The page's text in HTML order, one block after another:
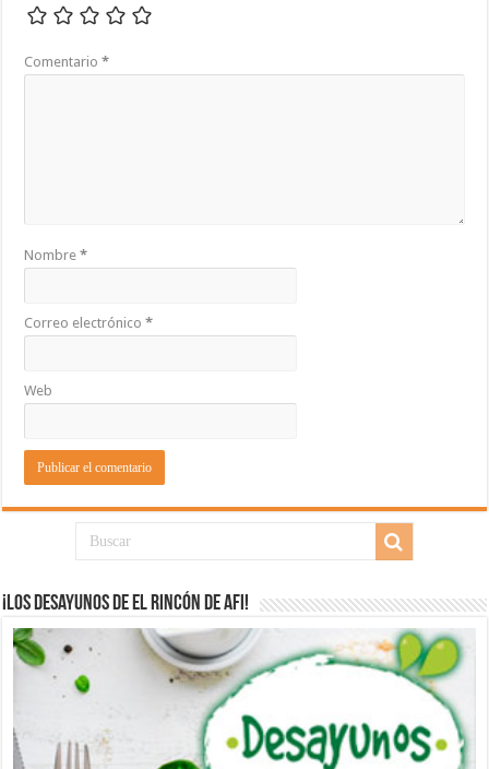
Comentario*
Nombre*
Correo electrónico*
Web
¡Los desayunos de El Rincón de Afi!